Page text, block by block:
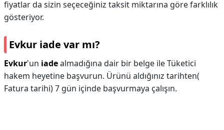
fiyatlar da sizin seçeceğiniz taksit miktarına göre farklılık
gösteriyor.
Evkur iade var mı?
Evkur'un iadealmadığına dair bir belge ile Tüketici
hakem heyetine başvurun. Ürünü aldığınız tarihten(
Fatura tarihi) 7 gün içinde başvurmaya çalışın.